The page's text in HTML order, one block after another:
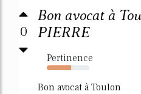
0
Bon avocat à
PIERRE
Pertinence
57%
Bon avocat à Toulon